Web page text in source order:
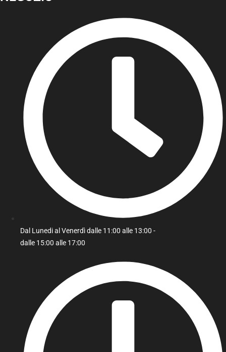
Dal Lunedi al Venerdì dalle 11:00 alle 13:00 -
dalle 15:00 alle 17:00